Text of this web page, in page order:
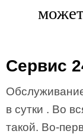
Сервис
в сутки . Во
такой. Во-